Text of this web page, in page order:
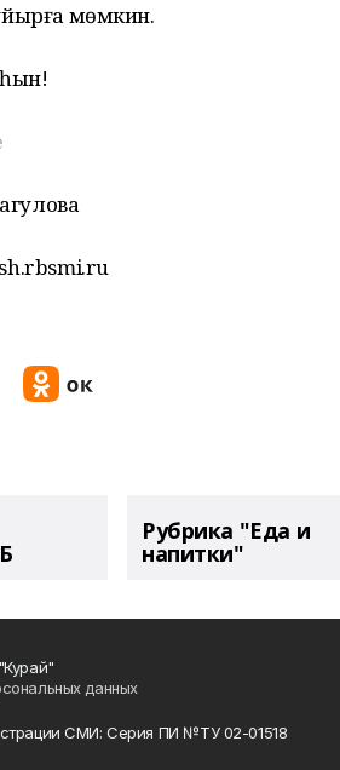
мөмкин.
Рубрика "Еда и
напитки"
данных
СМИ: Серия ПИ №ТУ 02-01518